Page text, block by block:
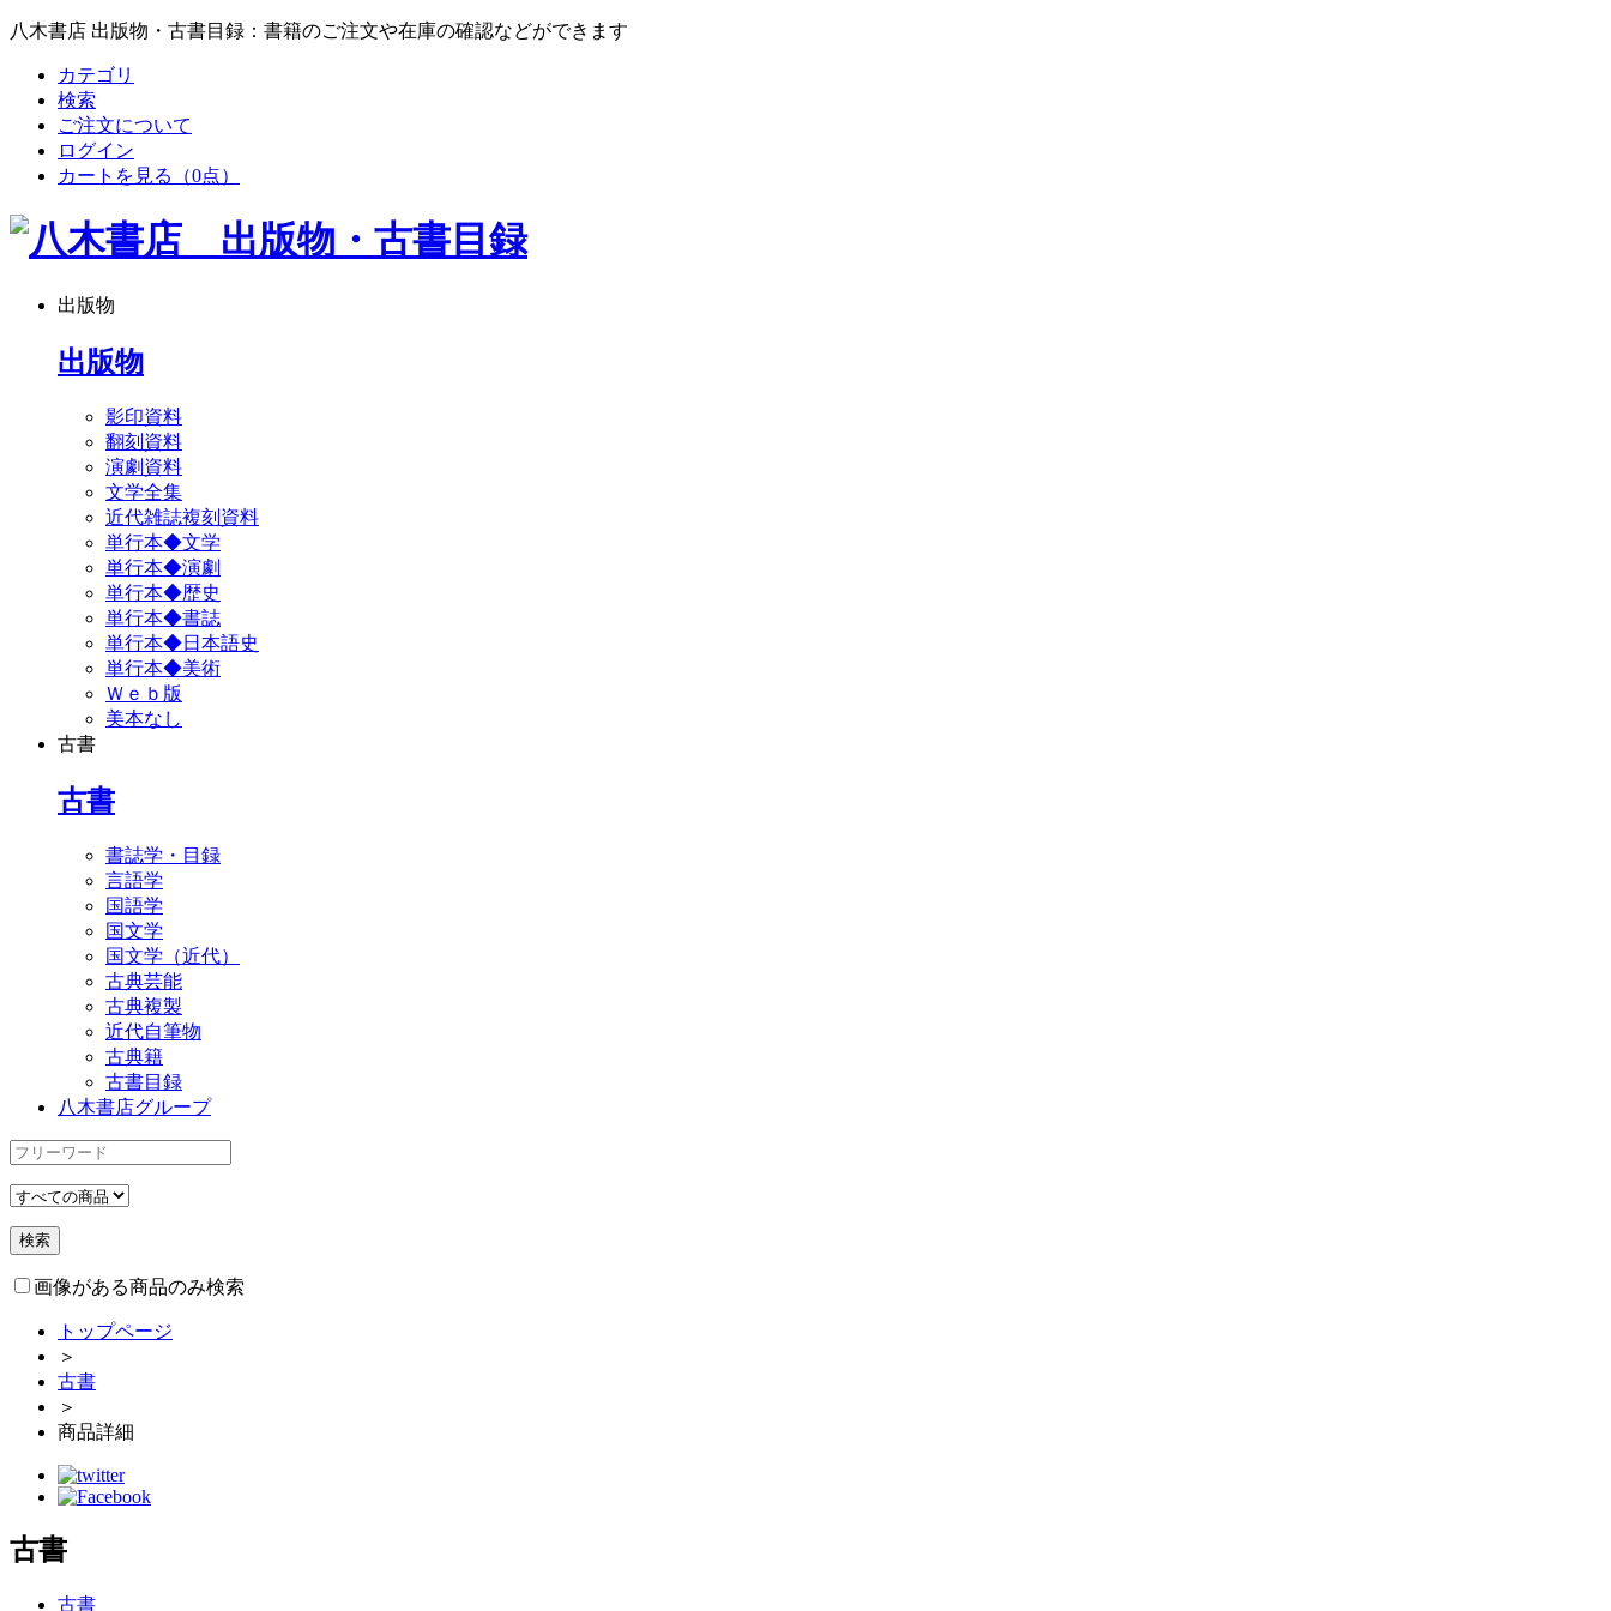
八木書店 出版物・古書目録：書籍のご注文や在庫の確認などができます
カテゴリ
検索
ご注文について
ログイン
カートを見る
（0点）
出版物
出版物
影印資料
翻刻資料
演劇資料
文学全集
近代雑誌複刻資料
単行本◆文学
単行本◆演劇
単行本◆歴史
単行本◆書誌
単行本◆日本語史
単行本◆美術
Ｗｅｂ版
美本なし
古書
古書
書誌学・目録
言語学
国語学
国文学
国文学（近代）
古典芸能
古典複製
近代自筆物
古典籍
古書目録
八木書店グループ
画像がある商品のみ検索
トップページ
＞
古書
＞
商品詳細
古書
古書